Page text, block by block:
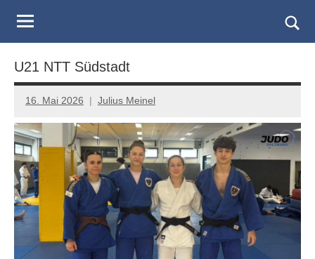
Judo
Landesverband
Salzburg
form
U21 NTT Südstadt
16. Mai 2026 Julius Meinel